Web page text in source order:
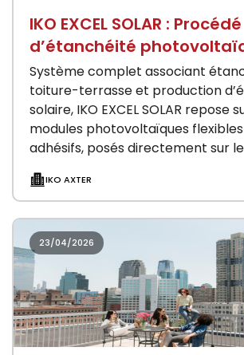
IKO EXCEL SOLAR : Procédé
d’étanchéité
Système complet associant
toiture-terrasse et production
solaire, IKO EXCEL SOLAR repose
modules photovoltaïques
adhésifs, posés directement sur
modules…
IKO AXTER
23/04/2026